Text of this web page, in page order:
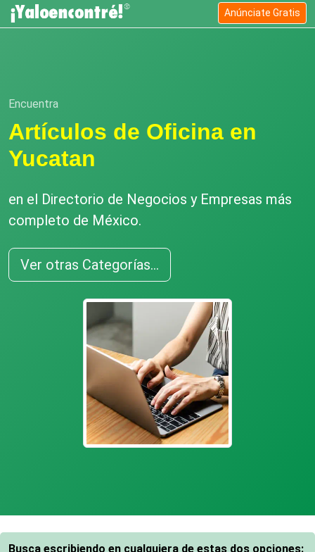
Anúnciate Gratis
Encuentra
Artículos de Oficina en
Yucatan
en el Directorio de Negocios y Empresas más
completo de México.
Ver otras Categorías...
Busca escribiendo en cualquiera de estas dos opciones: